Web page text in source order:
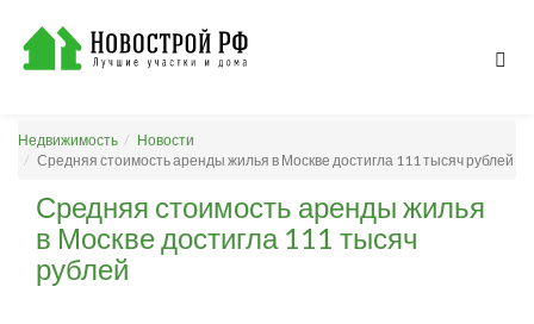
Недвижимость
Новости
Средняя стоимость аренды жилья в Москве достигла 111 тысяч рублей
Средняя стоимость аренды жилья
в Москве достигла 111 тысяч
рублей